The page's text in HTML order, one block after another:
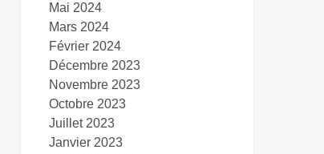
Mai 2024
Mars 2024
Février 2024
Décembre 2023
Novembre 2023
Octobre 2023
Juillet 2023
Janvier 2023